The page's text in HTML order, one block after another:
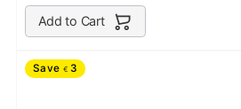
Add to Cart
Save € 3